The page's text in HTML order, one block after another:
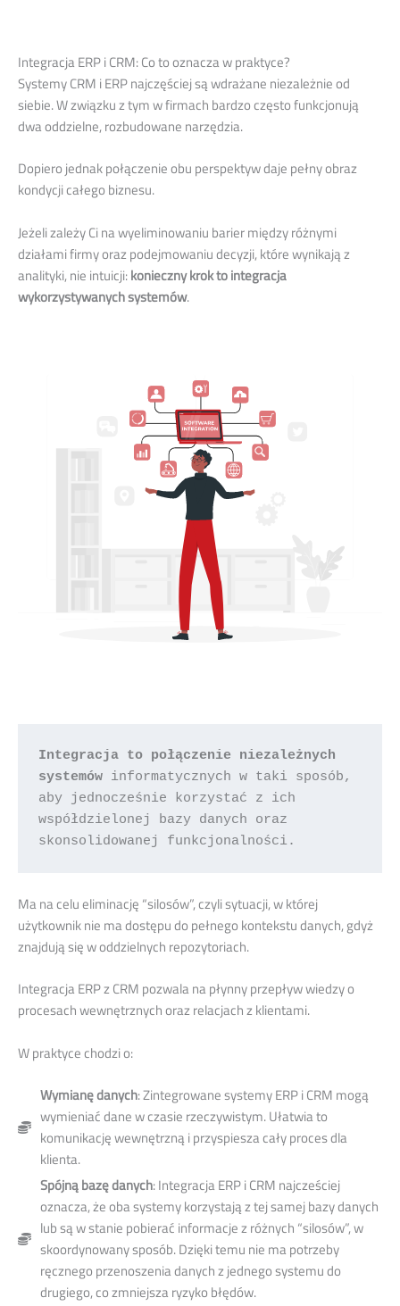
Integracja ERP i CRM: Co to oznacza w praktyce?
Systemy CRM i ERP najczęściej są wdrażane niezależnie od
siebie. W związku z tym w firmach bardzo często funkcjonują
dwa oddzielne, rozbudowane narzędzia.
Dopiero jednak połączenie obu perspektyw daje pełny obraz
kondycji całego biznesu.
Jeżeli zależy Ci na wyeliminowaniu barier między różnymi
działami firmy oraz podejmowaniu decyzji, które wynikają z
analityki, nie intuicji:konieczny krok to integracja
wykorzystywanych systemów.
Integracja to połączenie niezależnych
systemów informatycznych w taki sposób,
aby jednocześnie korzystać z ich
współdzielonej bazy danych oraz
skonsolidowanej funkcjonalności.
Ma na celu eliminację “silosów”, czyli sytuacji, w której
użytkownik nie ma dostępu do pełnego kontekstu danych, gdyż
znajdują się w oddzielnych repozytoriach.
Integracja ERP z CRM pozwala na płynny przepływ wiedzy o
procesach wewnętrznych oraz relacjach z klientami.
W praktyce chodzi o:
Wymianę danych: Zintegrowane systemy ERP i CRM mogą
wymieniać dane w czasie rzeczywistym. Ułatwia to
komunikację wewnętrzną i przyspiesza cały proces dla
klienta.
Spójną bazę danych: Integracja ERP i CRM najcześciej
oznacza, że oba systemy korzystają z tej samej bazy danych
lub są w stanie pobierać informacje z różnych “silosów”, w
skoordynowany sposób. Dzięki temu nie ma potrzeby
ręcznego przenoszenia danych z jednego systemu do
drugiego, co zmniejsza ryzyko błędów.